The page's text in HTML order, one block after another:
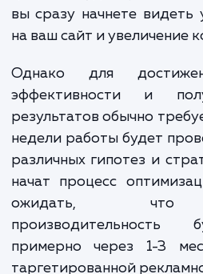
продолжительность
таргетированную
так и оплату нашего
Мы всегда работаем в тесном
чтобы обеспечить наиболее
рекламного бюджета.
или бюджета, мы готовы
ЗАКАЗАТЬ УСЛУГИ